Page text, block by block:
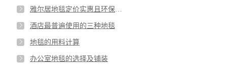
酒店最普遍使用的三种地毯
地毯的用料计算
办公室地毯的选择及铺装